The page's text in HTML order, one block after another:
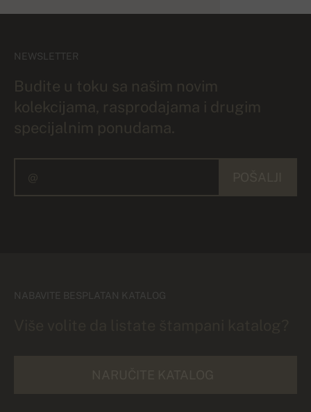
NEWSLETTER
Budite u toku sa našim novim
kolekcijama, rasprodajama i drugim
specijalnim ponudama.
NABAVITE BESPLATAN KATALOG